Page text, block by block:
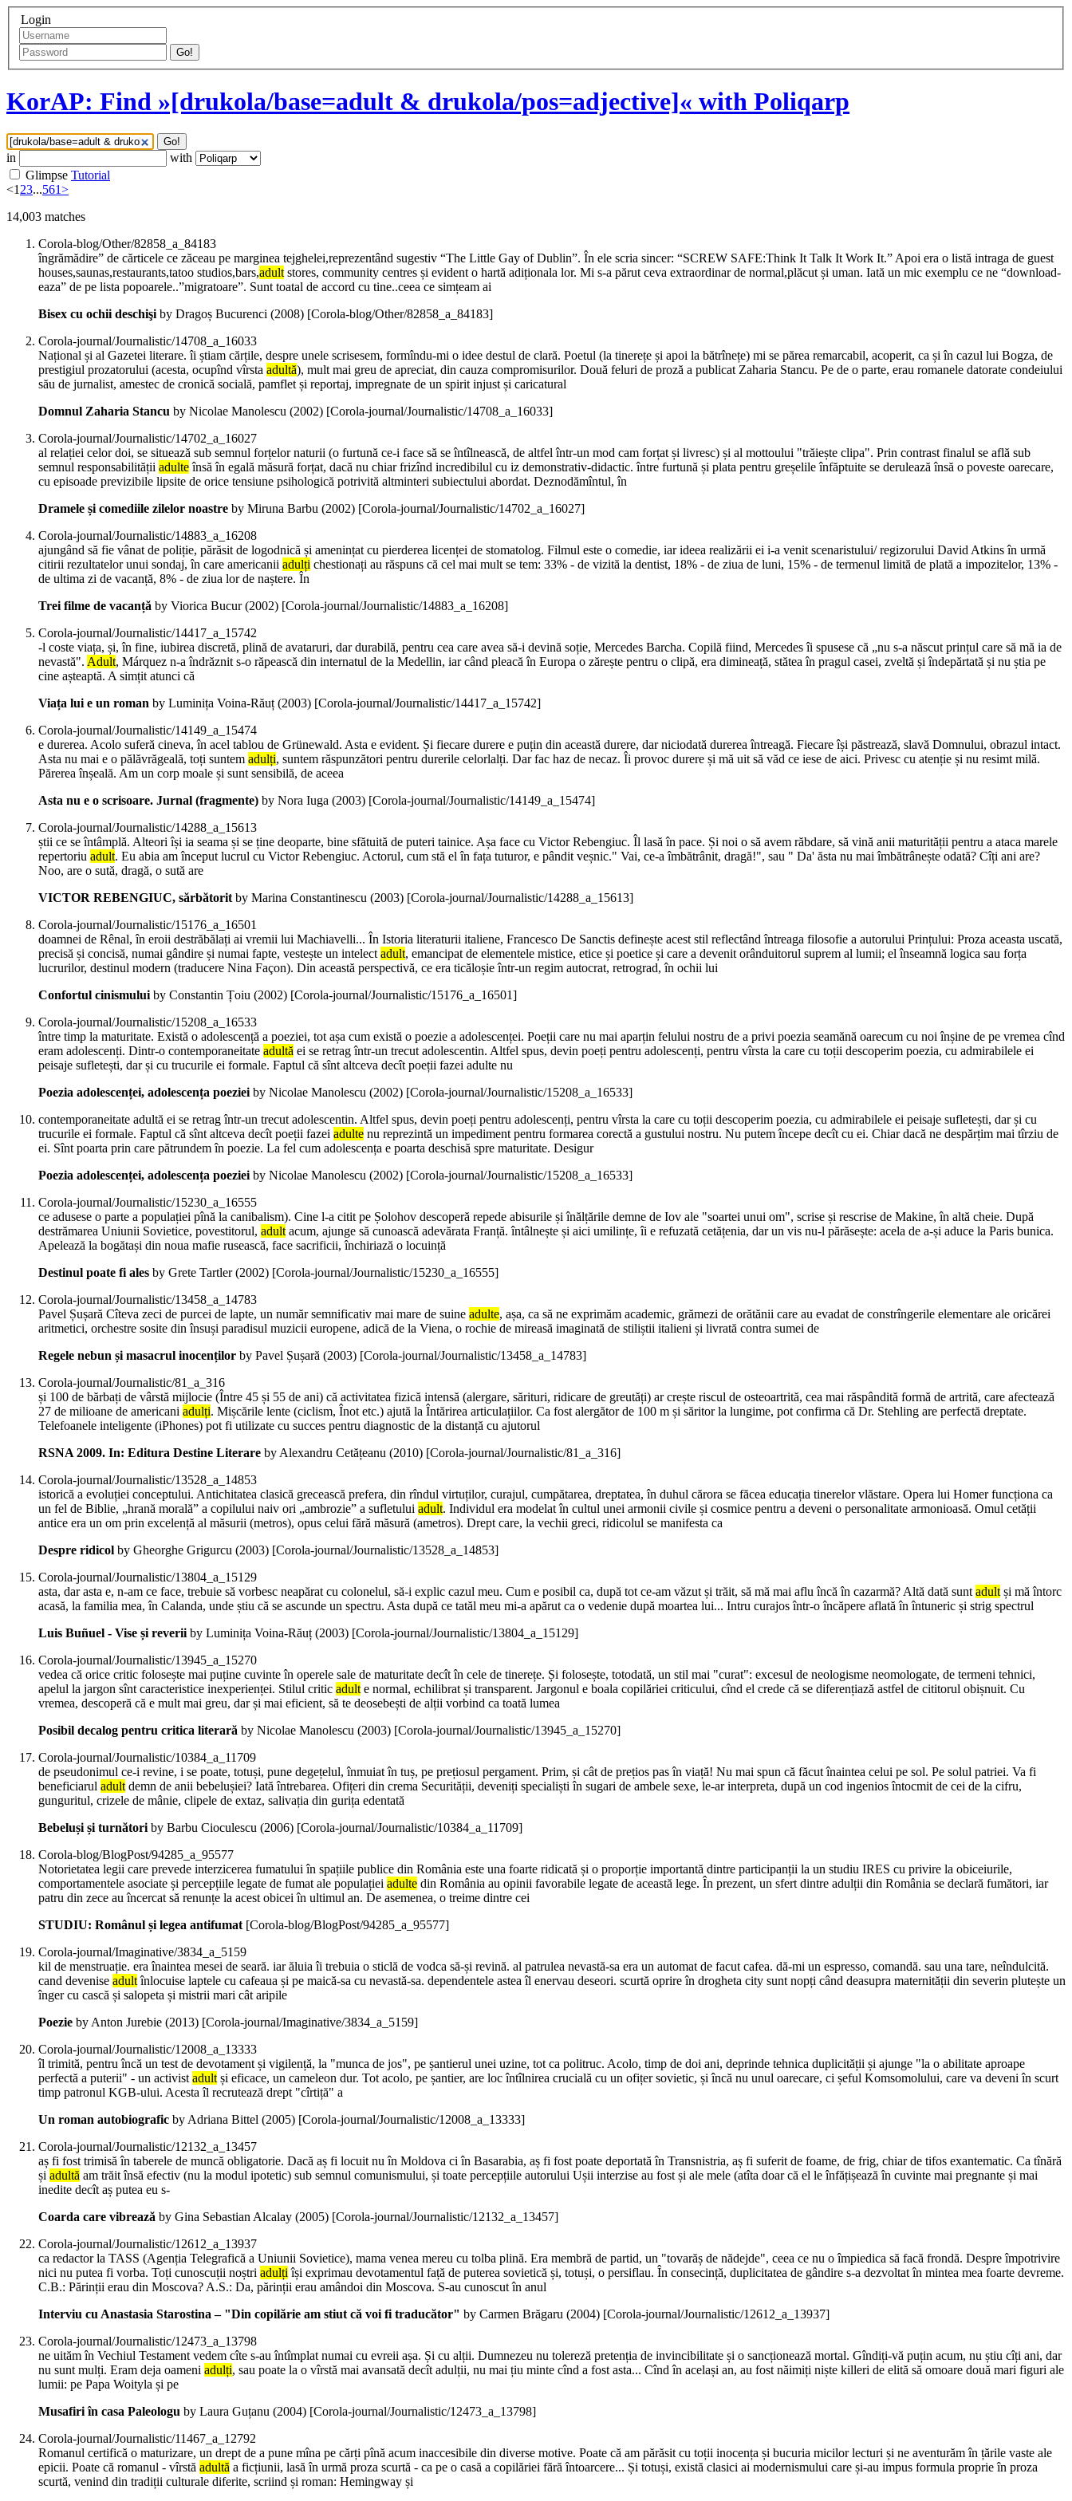
Login
Go!
KorAP: Find »[drukola/base=adult & drukola/pos=adjective]« with Poliqarp
Go!
in
with
Glimpse Tutorial
<123...561>
14,003 matches
Corola-blog/Other/82858_a_84183
îngrămădire” de cărticele ce zăceau pe marginea tejghelei,reprezentând sugestiv “The Little Gay of Dublin”. În ele scria sincer: “SCREW SAFE:Think It Talk It Work It.” Apoi era o listă intraga de guest
houses,saunas,restaurants,tatoo studios,bars,adultstores, community centres și evident o hartă adiționala lor. Mi s-a părut ceva extraordinar de normal,plăcut și uman. Iată un mic exemplu ce ne “download-
eaza” de pe lista popoarele..”migratoare”. Sunt toatal de accord cu tine..ceea ce simțeam ai
Bisex cu ochii deschişiby Dragoș Bucurenci (2008) [Corola-blog/Other/82858_a_84183]
Corola-journal/Journalistic/14708_a_16033
Național și al Gazetei literare. îi știam cărțile, despre unele scrisesem, formîndu-mi o idee destul de clară. Poetul (la tinerețe și apoi la bătrînețe) mi se părea remarcabil, acoperit, ca și în cazul lui Bogza, de
prestigiul prozatorului (acesta, ocupînd vîrsta adultă), mult mai greu de apreciat, din cauza compromisurilor. Două feluri de proză a publicat Zaharia Stancu. Pe de o parte, erau romanele datorate condeiului
său de jurnalist, amestec de cronică socială, pamflet și reportaj, impregnate de un spirit injust și caricatural
Domnul Zaharia Stancu by Nicolae Manolescu (2002) [Corola-journal/Journalistic/14708_a_16033]
Corola-journal/Journalistic/14702_a_16027
al relației celor doi, se situează sub semnul forțelor naturii (o furtună ce-i face să se întîlnească, de altfel într-un mod cam forțat și livresc) și al mottoului "trăiește clipa". Prin contrast finalul se află sub
semnul responsabilității adulteînsă în egală măsură forțat, dacă nu chiar frizînd incredibilul cu iz demonstrativ-didactic. între furtună și plata pentru greșelile înfăptuite se derulează însă o poveste oarecare,
cu episoade previzibile lipsite de orice tensiune psihologică potrivită altminteri subiectului abordat. Deznodămîntul, în
Dramele și comediile zilelor noastre by Miruna Barbu (2002) [Corola-journal/Journalistic/14702_a_16027]
Corola-journal/Journalistic/14883_a_16208
ajungând să fie vânat de poliție, părăsit de logodnică și amenințat cu pierderea licenței de stomatolog. Filmul este o comedie, iar ideea realizării ei i-a venit scenaristului/ regizorului David Atkins în urmă
citirii rezultatelor unui sondaj, în care americanii adulți chestionați au răspuns că cel mai mult se tem: 33% - de vizită la dentist, 18% - de ziua de luni, 15% - de termenul limită de plată a impozitelor, 13% -
de ultima zi de vacanță, 8% - de ziua lor de naștere. În
Trei filme de vacanță by Viorica Bucur (2002) [Corola-journal/Journalistic/14883_a_16208]
Corola-journal/Journalistic/14417_a_15742
-l coste viața, și, în fine, iubirea discretă, plină de avataruri, dar durabilă, pentru cea care avea să-i devină soție, Mercedes Barcha. Copilă fiind, Mercedes îi spusese că „nu s-a născut prințul care să mă ia de
nevastă". Adult, Márquez n-a îndrăznit s-o răpească din internatul de la Medellin, iar când pleacă în Europa o zărește pentru o clipă, era dimineață, stătea în pragul casei, zveltă și îndepărtată și nu știa pe
cine așteaptă. A simțit atunci că
Viața lui e un roman by Luminița Voina-Răuț (2003) [Corola-journal/Journalistic/14417_a_15742]
Corola-journal/Journalistic/14149_a_15474
e durerea. Acolo suferă cineva, în acel tablou de Grünewald. Asta e evident. Și fiecare durere e puțin din această durere, dar niciodată durerea întreagă. Fiecare își păstrează, slavă Domnului, obrazul intact.
Asta nu mai e o pălăvrăgeală, toți suntem adulți, suntem răspunzători pentru durerile celorlalți. Dar fac haz de necaz. Îi provoc durere și mă uit să văd ce iese de aici. Privesc cu atenție și nu resimt milă.
Părerea înșeală. Am un corp moale și sunt sensibilă, de aceea
Asta nu e o scrisoare. Jurnal (fragmente) by Nora Iuga (2003) [Corola-journal/Journalistic/14149_a_15474]
Corola-journal/Journalistic/14288_a_15613
știi ce se întâmplă. Alteori își ia seama și se ține deoparte, bine sfătuită de puteri tainice. Așa face cu Victor Rebengiuc. Îl lasă în pace. Și noi o să avem răbdare, să vină anii maturității pentru a ataca marele
repertoriu adult. Eu abia am început lucrul cu Victor Rebengiuc. Actorul, cum stă el în fața tuturor, e pândit veșnic." Vai, ce-a îmbătrânit, dragă!", sau " Da' ăsta nu mai îmbătrânește odată? Cîți ani are?
Noo, are o sută, dragă, o sută are
VICTOR REBENGIUC, sărbătoritby Marina Constantinescu (2003) [Corola-journal/Journalistic/14288_a_15613]
Corola-journal/Journalistic/15176_a_16501
doamnei de Rênal, în eroii destrăbălați ai vremii lui Machiavelli... În Istoria literaturii italiene, Francesco De Sanctis definește acest stil reflectând întreaga filosofie a autorului Prințului: Proza aceasta uscată,
precisă și concisă, numai gândire și numai fapte, vestește un intelectadult, emancipat de elementele mistice, etice și poetice și care a devenit orânduitorul suprem al lumii; el înseamnă logica sau forța
lucrurilor, destinul modern (traducere Nina Façon). Din această perspectivă, ce era ticăloșie într-un regim autocrat, retrograd, în ochii lui
Confortul cinismuluiby Constantin Țoiu (2002) [Corola-journal/Journalistic/15176_a_16501]
Corola-journal/Journalistic/15208_a_16533
între timp la maturitate. Există o adolescență a poeziei, tot așa cum există o poezie a adolescenței. Poeții care nu mai aparțin felului nostru de a privi poezia seamănă oarecum cu noi înșine de pe vremea cînd
eram adolescenți. Dintr-o contemporaneitate adultă ei se retrag într-un trecut adolescentin. Altfel spus, devin poeți pentru adolescenți, pentru vîrsta la care cu toții descoperim poezia, cu admirabilele ei
peisaje sufletești, dar și cu trucurile ei formale. Faptul că sînt altceva decît poeții fazei adulte nu
Poezia adolescenței, adolescența poezieiby Nicolae Manolescu (2002) [Corola-journal/Journalistic/15208_a_16533]
contemporaneitate adultă ei se retrag într-un trecut adolescentin. Altfel spus, devin poeți pentru adolescenți, pentru vîrsta la care cu toții descoperim poezia, cu admirabilele ei peisaje sufletești, dar și cu
trucurile ei formale. Faptul că sînt altceva decît poeții fazei adulte nu reprezintă un impediment pentru formarea corectă a gustului nostru. Nu putem începe decît cu ei. Chiar dacă ne despărțim mai tîrziu de
ei. Sînt poarta prin care pătrundem în poezie. La fel cum adolescența e poarta deschisă spre maturitate. Desigur
Poezia adolescenței, adolescența poezieiby Nicolae Manolescu (2002) [Corola-journal/Journalistic/15208_a_16533]
Corola-journal/Journalistic/15230_a_16555
ce adusese o parte a populației pînă la canibalism). Cine l-a citit pe Șolohov descoperă repede abisurile și înălțările demne de Iov ale "soartei unui om", scrise și rescrise de Makine, în altă cheie. După
destrămarea Uniunii Sovietice, povestitorul, adultacum, ajunge să cunoască adevărata Franță. întâlnește și aici umilințe, îi e refuzată cetățenia, dar un vis nu-l părăsește: acela de a-și aduce la Paris bunica.
Apelează la bogătași din noua mafie rusească, face sacrificii, închiriază o locuință
Destinul poate fi ales by Grete Tartler (2002) [Corola-journal/Journalistic/15230_a_16555]
Corola-journal/Journalistic/13458_a_14783
Pavel Șușară Cîteva zeci de purcei de lapte, un număr semnificativ mai mare de suine adulte, așa, ca să ne exprimăm academic, grămezi de orătănii care au evadat de constrîngerile elementare ale oricărei
aritmetici, orchestre sosite din însuși paradisul muzicii europene, adică de la Viena, o rochie de mireasă imaginată de stiliștii italieni și livrată contra sumei de
Regele nebun și masacrul inocenților by Pavel Șușară (2003) [Corola-journal/Journalistic/13458_a_14783]
Corola-journal/Journalistic/81_a_316
și 100 de bărbați de vârstă mijlocie (Între 45 și 55 de ani) că activitatea fizică intensă (alergare, sărituri, ridicare de greutăți) ar crește riscul de osteoartrită, cea mai răspândită formă de artrită, care afectează
27 de milioane de americani adulți. Mișcările lente (ciclism, Înot etc.) ajută la Întărirea articulațiilor. Ca fost alergător de 100 m și săritor la lungime, pot confirma că Dr. Stehling are perfectă dreptate.
Telefoanele inteligente (iPhones) pot fi utilizate cu succes pentru diagnostic de la distanță cu ajutorul
RSNA 2009. In: Editura Destine Literare by Alexandru Cetățeanu (2010) [Corola-journal/Journalistic/81_a_316]
Corola-journal/Journalistic/13528_a_14853
istorică a evoluției conceptului. Antichitatea clasică grecească prefera, din rîndul virtuților, curajul, cumpătarea, dreptatea, în duhul cărora se făcea educația tinerelor vlăstare. Opera lui Homer funcționa ca
un fel de Biblie, „hrană morală” a copilului naiv ori „ambrozie” a sufletului adult. Individul era modelat în cultul unei armonii civile și cosmice pentru a deveni o personalitate armonioasă. Omul cetății
antice era un om prin excelență al măsurii (metros), opus celui fără măsură (ametros). Drept care, la vechii greci, ridicolul se manifesta ca
Despre ridicol by Gheorghe Grigurcu (2003) [Corola-journal/Journalistic/13528_a_14853]
Corola-journal/Journalistic/13804_a_15129
asta, dar asta e, n-am ce face, trebuie să vorbesc neapărat cu colonelul, să-i explic cazul meu. Cum e posibil ca, după tot ce-am văzut și trăit, să mă mai aflu încă în cazarmă? Altă dată suntadultși mă întorc
acasă, la familia mea, în Calanda, unde știu că se ascunde un spectru. Asta după ce tatăl meu mi-a apărut ca o vedenie după moartea lui... Intru curajos într-o încăpere aflată în întuneric și strig spectrul
Luis Buñuel - Vise și reveriiby Luminița Voina-Răuț (2003) [Corola-journal/Journalistic/13804_a_15129]
Corola-journal/Journalistic/13945_a_15270
vedea că orice critic folosește mai puține cuvinte în operele sale de maturitate decît în cele de tinerețe. Și folosește, totodată, un stil mai "curat": excesul de neologisme neomologate, de termeni tehnici,
apelul la jargon sînt caracteristice inexperienței. Stilul critic adulte normal, echilibrat și transparent. Jargonul e boala copilăriei criticului, cînd el crede că se diferențiază astfel de cititorul obișnuit. Cu
vremea, descoperă că e mult mai greu, dar și mai eficient, să te deosebești de alții vorbind ca toată lumea
Posibil decalog pentru critica literară by Nicolae Manolescu (2003) [Corola-journal/Journalistic/13945_a_15270]
Corola-journal/Journalistic/10384_a_11709
de pseudonimul ce-i revine, i se poate, totuși, pune degețelul, înmuiat în tuș, pe prețiosul pergament. Prim, și cât de prețios pas în viață! Nu mai spun că făcut înaintea celui pe sol. Pe solul patriei. Va fi
beneficiarul adultdemn de anii bebelușiei? Iată întrebarea. Ofițeri din crema Securității, deveniți specialiști în sugari de ambele sexe, le-ar interpreta, după un cod ingenios întocmit de cei de la cifru,
gunguritul, crizele de mânie, clipele de extaz, salivația din gurița edentată
Bebeluși și turnătoriby Barbu Cioculescu (2006) [Corola-journal/Journalistic/10384_a_11709]
Corola-blog/BlogPost/94285_a_95577
Notorietatea legii care prevede interzicerea fumatului în spațiile publice din România este una foarte ridicată și o proporție importantă dintre participanții la un studiu IRES cu privire la obiceiurile,
comportamentele asociate și percepțiile legate de fumat ale populației adulte din România au opinii favorabile legate de această lege. În prezent, un sfert dintre adulții din România se declară fumători, iar
patru din zece au încercat să renunțe la acest obicei în ultimul an. De asemenea, o treime dintre cei
STUDIU: Românul și legea antifumat [Corola-blog/BlogPost/94285_a_95577]
Corola-journal/Imaginative/3834_a_5159
kil de menstruație. era înaintea mesei de seară. iar ăluia îi trebuia o sticlă de vodca să-și revină. al patrulea nevastă-sa era un automat de facut cafea. dă-mi un espresso, comandă. sau una tare, neîndulcită.
cand devenise adultînlocuise laptele cu cafeaua și pe maică-sa cu nevastă-sa. dependentele astea îl enervau deseori. scurtă oprire în drogheta city sunt nopți când deasupra maternității din severin plutește un
înger cu cască și salopeta și mistrii mari cât aripile
Poezie by Anton Jurebie (2013) [Corola-journal/Imaginative/3834_a_5159]
Corola-journal/Journalistic/12008_a_13333
îl trimită, pentru încă un test de devotament și vigilență, la "munca de jos", pe șantierul unei uzine, tot ca politruc. Acolo, timp de doi ani, deprinde tehnica duplicității și ajunge "la o abilitate aproape
perfectă a puterii" - un activistadultși eficace, un cameleon dur. Tot acolo, pe șantier, are loc întîlnirea crucială cu un ofițer sovietic, și încă nu unul oarecare, ci șeful Komsomolului, care va deveni în scurt
timp patronul KGB-ului. Acesta îl recrutează drept "cîrtiță" a
Un roman autobiografic by Adriana Bittel (2005) [Corola-journal/Journalistic/12008_a_13333]
Corola-journal/Journalistic/12132_a_13457
aș fi fost trimisă în taberele de muncă obligatorie. Dacă aș fi locuit nu în Moldova ci în Basarabia, aș fi fost poate deportată în Transnistria, aș fi suferit de foame, de frig, chiar de tifos exantematic. Ca tînără
și adultă am trăit însă efectiv (nu la modul ipotetic) sub semnul comunismului, și toate percepțiile autorului Ușii interzise au fost și ale mele (atîta doar că el le înfățișează în cuvinte mai pregnante și mai
inedite decît aș putea eu s-
Coarda care vibrează by Gina Sebastian Alcalay (2005) [Corola-journal/Journalistic/12132_a_13457]
Corola-journal/Journalistic/12612_a_13937
ca redactor la TASS (Agenția Telegrafică a Uniunii Sovietice), mama venea mereu cu tolba plină. Era membră de partid, un "tovarăș de nădejde", ceea ce nu o împiedica să facă frondă. Despre împotrivire
nici nu putea fi vorba. Toți cunoscuții noștri adulțiîși exprimau devotamentul față de puterea sovietică și, totuși, o persiflau. În consecință, duplicitatea de gândire s-a dezvoltat în mintea mea foarte devreme.
C.B.: Părinții erau din Moscova? A.S.: Da, părinții erau amândoi din Moscova. S-au cunoscut în anul
Interviu cu Anastasia Starostina – "Din copilărie am stiut că voi fi traducător" by Carmen Brăgaru (2004) [Corola-journal/Journalistic/12612_a_13937]
Corola-journal/Journalistic/12473_a_13798
ne uităm în Vechiul Testament vedem cîte s-au întîmplat numai cu evreii așa. Și cu alții. Dumnezeu nu tolereză pretenția de invincibilitate și o sancționează mortal. Gîndiți-vă puțin acum, nu știu cîți ani, dar
nu sunt mulți. Eram deja oameni adulți, sau poate la o vîrstă mai avansată decît adulții, nu mai țiu minte cînd a fost asta... Cînd în același an, au fost năimiți niște killeri de elită să omoare două mari figuri ale
lumii: pe Papa Woityla și pe
Musafiri în casa Paleologu by Laura Guțanu (2004) [Corola-journal/Journalistic/12473_a_13798]
Corola-journal/Journalistic/11467_a_12792
Romanul certifică o maturizare, un drept de a pune mîna pe cărți pînă acum inaccesibile din diverse motive. Poate că am părăsit cu toții inocența și bucuria micilor lecturi și ne aventurăm în țările vaste ale
epicii. Poate că romanul - vîrstă adultă a ficțiunii, lasă în urmă proza scurtă - ca pe o casă a copilăriei fără întoarcere... Și totuși, există clasici ai modernismului care și-au impus formula proprie în proza
scurtă, venind din tradiții culturale diferite, scriind și roman: Hemingway și